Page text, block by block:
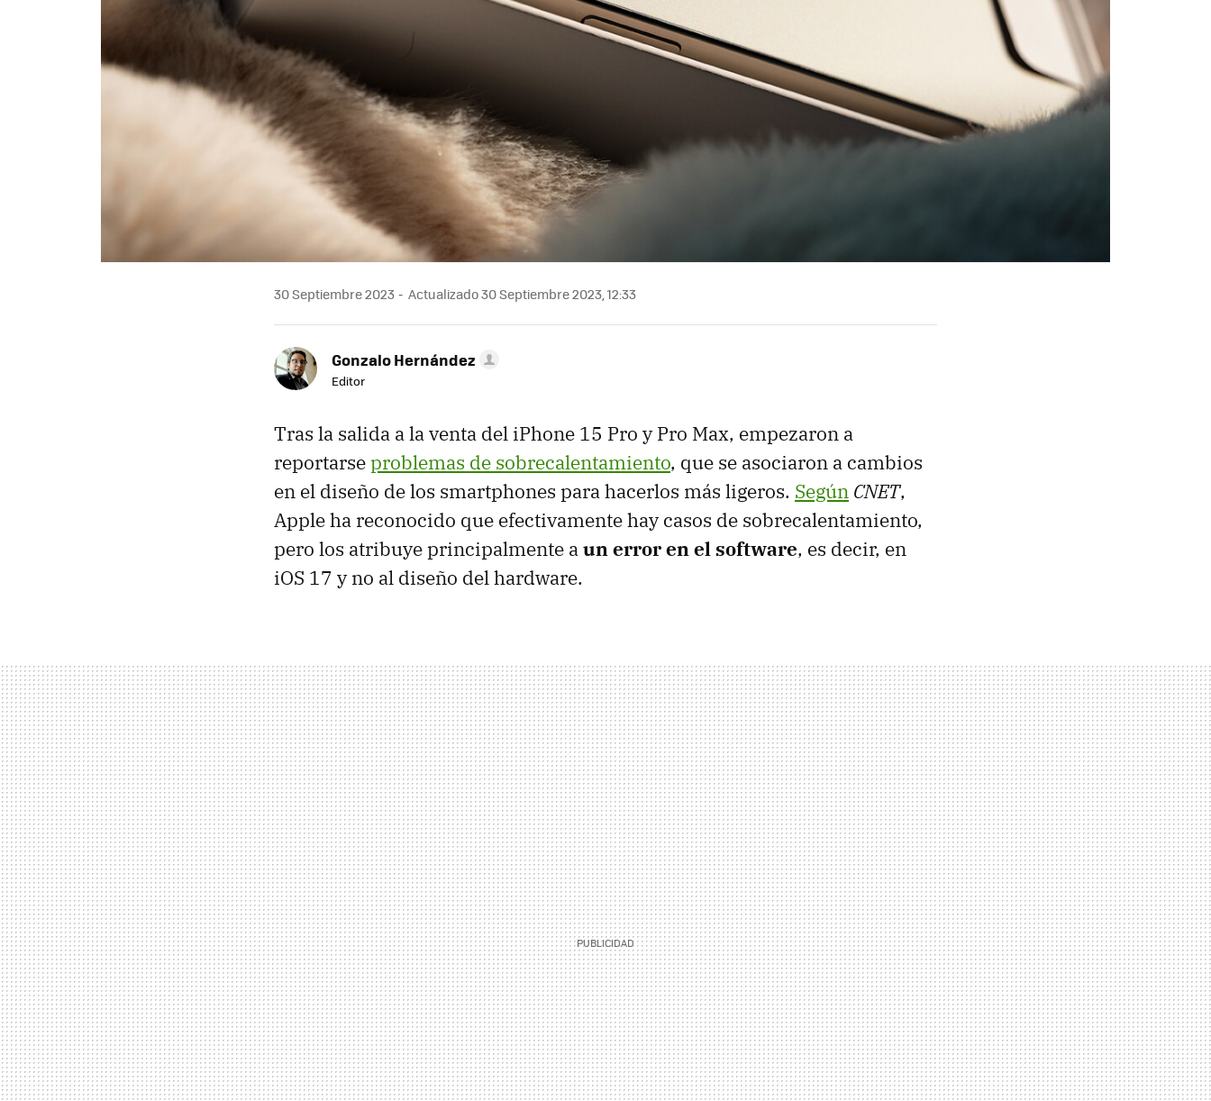
30 Septiembre 2023 Actualizado 30 Septiembre 2023, 12:33
Gonzalo Hernández
Editor
Tras la salida a la venta del iPhone 15 Pro y Pro Max, empezaron a
reportarseproblemas de sobrecalentamiento, que se asociaron a cambios
en el diseño de los smartphones para hacerlos más ligeros. Según CNET,
Apple ha reconocido que efectivamente hay casos de sobrecalentamiento,
pero los atribuye principalmente aun error en el software, es decir, en
iOS 17 y no al diseño del hardware.